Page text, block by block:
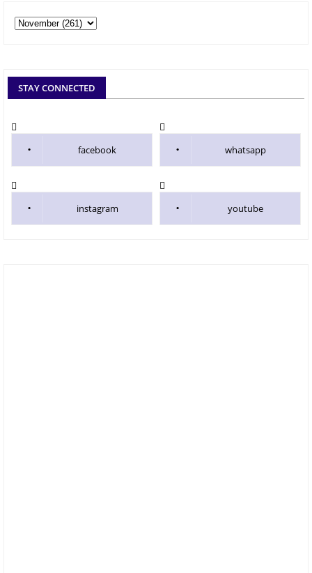
STAY CONNECTED
facebook whatsapp
instagram youtube